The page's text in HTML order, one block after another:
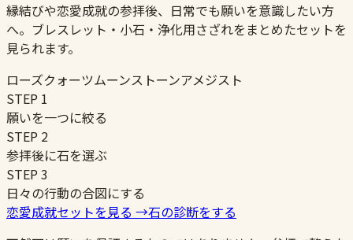
縁結びや恋愛成就の参拝後、日常でも願いを意識したい方
へ。ブレスレット・小石・浄化用さざれをまとめたセットを
見られます。
ローズクォーツムーンストーンアメジスト
STEP 1
願いを一つに絞る
STEP 2
参拝後に石を選ぶ
STEP3
日々の行動の合図にする
恋愛成就セットを見る →石の診断をする